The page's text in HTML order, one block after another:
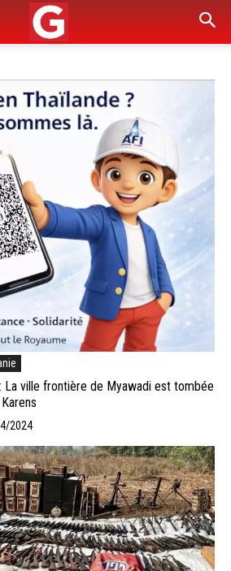
La ville frontière de Myawadi est tombée
2024